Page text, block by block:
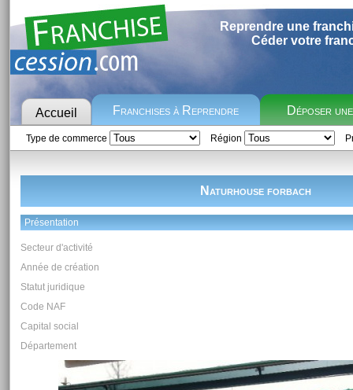
Reprendre une
Céder votre
Accueil Franchises à Reprendre Déposer
Type de commerce Région
Naturhouse forbach
Présentation
Secteur d'activité
Année de création
Statut juridique
Code NAF
Capital social
Département